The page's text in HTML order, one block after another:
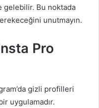
gelebilir. Bu noktada
unutmayın.
Pro
gizli profilleri
uygulamadır.